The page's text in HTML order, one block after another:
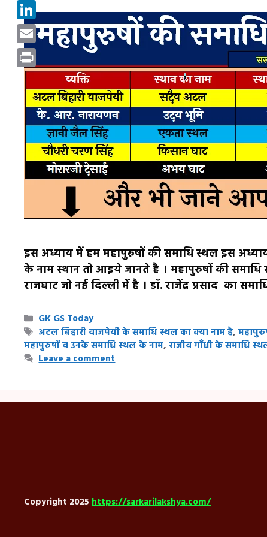
इस अध्याय में हम महापुरुषों की समाधि स्थल इस अध्याय
के नाम स्थान तो आइये जानते है । महापुरुषों की
राजघाट जो नई दिल्ली में है । डॉ. राजेंद्र प्रसाद का
Categories
GK GS Today
Tags
अटल बिहारी वाजपेयी के समाधि स्थल का क्या नाम है,
महापुरुषों व उनके समाधि स्थल के नाम, राजीव गाँधी के समाधि
Leave a comment
Copyright 2025 https://sarkarilakshya.com/
Pinterest
LinkedIn
Email
Print